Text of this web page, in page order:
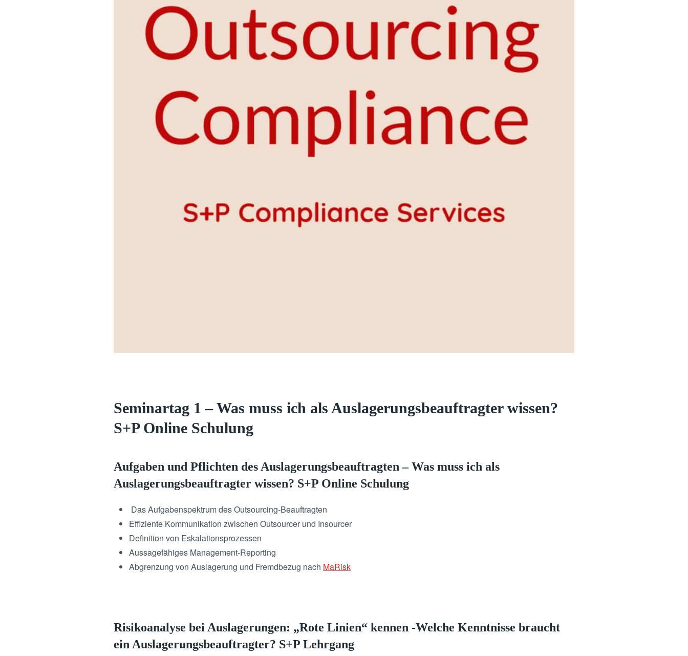
Seminartag 1 – Was muss ich als Auslagerungsbeauftragter wissen?
S+P Online Schulung
Aufgaben und Pflichten des Auslagerungsbeauftragten – Was muss ich als
Auslagerungsbeauftragter wissen? S+P Online Schulung
Das Aufgabenspektrum des Outsourcing-Beauftragten
Effiziente Kommunikation zwischen Outsourcer und Insourcer
Definition von Eskalationsprozessen
Aussagefähiges Management-Reporting
Abgrenzung von Auslagerung und Fremdbezug nach MaRisk
Risikoanalyse bei Auslagerungen: „Rote Linien“ kennen -Welche Kenntnisse braucht
ein Auslagerungsbeauftragter? S+P Lehrgang